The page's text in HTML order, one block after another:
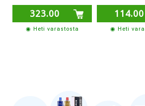
323.00
◉ Heti varastosta
114.00
◉ Heti